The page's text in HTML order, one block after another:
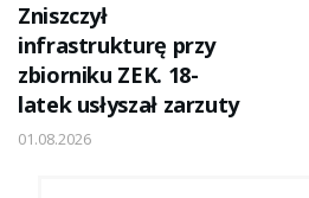
Zniszczył
infrastrukturę przy
zbiorniku ZEK. 18-
latek usłyszał zarzuty
01.08.2026